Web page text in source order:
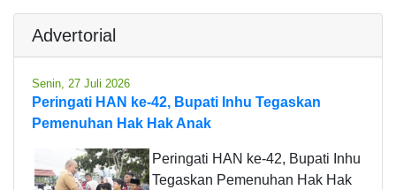
Advertorial
Senin, 27 Juli 2026
Peringati HAN ke-42, Bupati Inhu Tegaskan
Pemenuhan Hak Hak Anak
Peringati HAN ke-42, Bupati Inhu
Tegaskan Pemenuhan Hak Hak